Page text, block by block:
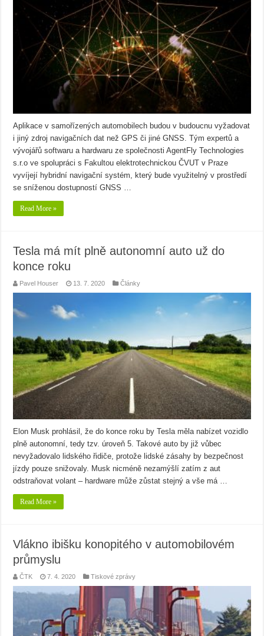
Aplikace v samořízených automobilech budou v budoucnu vyžadovat
i jiný zdroj navigačních dat než GPS či jiné GNSS. Tým expertů a
vývojářů softwaru a hardwaru ze společnosti AgentFly Technologies
s.r.o ve spolupráci s Fakultou elektrotechnickou ČVUT v Praze
vyvíjejí hybridní navigační systém, který bude využitelný v prostředí
se sníženou dostupností GNSS …
Read More »
Tesla má mít plně autonomní auto už do
konce roku
Pavel Houser 13. 7. 2020 Články
Elon Musk prohlásil, že do konce roku by Tesla měla nabízet vozidlo
plně autonomní, tedy tzv. úroveň 5. Takové auto by již vůbec
nevyžadovalo lidského řidiče, protože lidské zásahy by bezpečnost
jízdy pouze snižovaly. Musk nicméně nezamýšlí zatím z aut
odstraňovat volant – hardware může zůstat stejný a vše má …
Read More »
Vlákno ibišku konopitého v automobilovém
průmyslu
ČTK 7. 4. 2020 Tiskové zprávy